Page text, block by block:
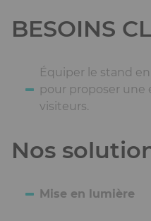
BESOINS
Équiper le stand
pour proposer une
visiteurs.
Ckeditor
Nos
Mise en lumière